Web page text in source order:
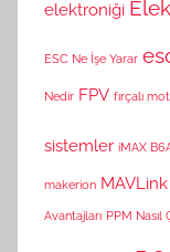
elektroniği
ESC Ne İşe Yarar
Nedir FPV fırçalı
sistemler iMAX
makerion MAVLink
Avantajları PPM Nasıl